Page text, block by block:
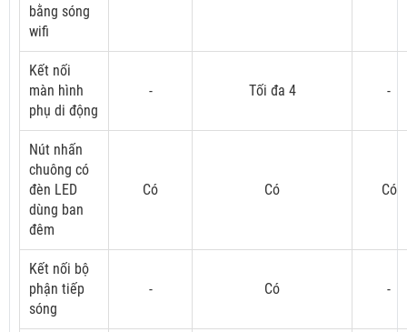
bằng sóng
wifi
Kết nối
màn hình
phụ di động
- Tối đa 4 -
Nút nhấn
chuông có
đèn LED
dùng ban
đêm
Có Có Có
Kết nối bộ
phận tiếp
sóng
- Có -